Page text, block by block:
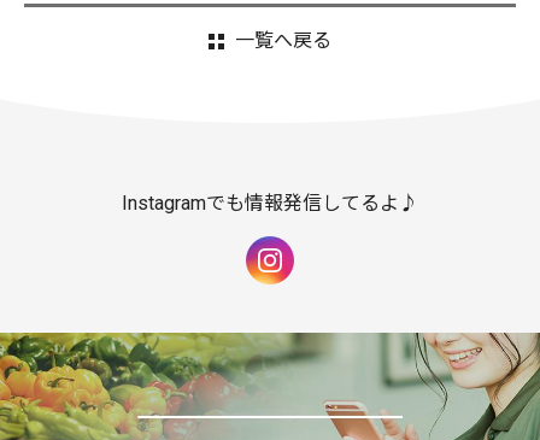
一覧へ戻る
Instagramでも情報発信してるよ♪